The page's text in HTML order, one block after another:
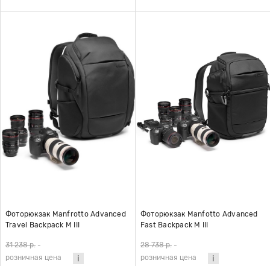
Фоторюкзак Manfrotto Advanced
Travel Backpack M III
31 238 р. -
розничная цена
Фоторюкзак Manfotto Advanced
Fast Backpack M III
28 738 р. -
розничная цена